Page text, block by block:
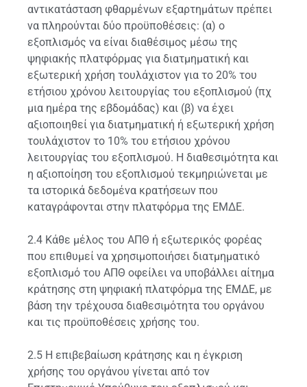
αντικατάσταση φθαρμένων εξαρτημάτων πρέπει
να πληρούνται δύο προϋποθέσεις: (α) ο
εξοπλισμός να είναι διαθέσιμος μέσω της
ψηφιακής πλατφόρμας για διατμηματική και
εξωτερική χρήση τουλάχιστον για το 20% του
ετήσιου χρόνου λειτουργίας του εξοπλισμού (πχ
μια ημέρα της εβδομάδας) και (β) να έχει
αξιοποιηθεί για διατμηματική ή εξωτερική χρήση
τουλάχιστον το 10% του ετήσιου χρόνου
λειτουργίας του εξοπλισμού. Η διαθεσιμότητα και
η αξιοποίηση του εξοπλισμού τεκμηριώνεται με
τα ιστορικά δεδομένα κρατήσεων που
καταγράφονται στην πλατφόρμα της ΕΜΔΕ.
2.4 Κάθε μέλος του ΑΠΘ ή εξωτερικός φορέας
που επιθυμεί να χρησιμοποιήσει διατμηματικό
εξοπλισμό του ΑΠΘ οφείλει να υποβάλλει αίτημα
κράτησης στη ψηφιακή πλατφόρμα της ΕΜΔΕ, με
βάση την τρέχουσα διαθεσιμότητα του οργάνου
και τις προϋποθέσεις χρήσης του.
2.5 Η επιβεβαίωση κράτησης και η έγκριση
χρήσης του οργάνου γίνεται από τον